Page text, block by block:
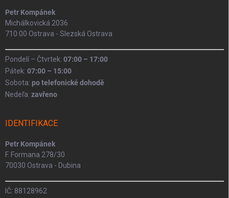
Petr Kompánek
Michálkovická 2036
710 00 Ostrava - Slezská Ostrava
Pondelí – Čtvrtek: 07:00 – 17:00
Pátek: 07:00 – 15:00
Sobota: po telefonické dohodě
Nedeľa: zavřeno
IDENTIFIKACE
Petr Kompánek
F. Formana 278/30
70030 Ostrava - Dubina
IČ: 88128962